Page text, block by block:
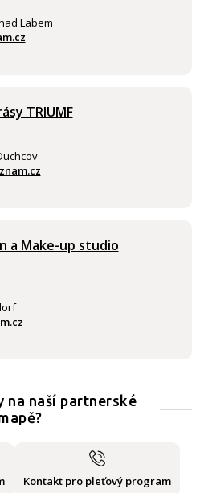
Labem
TRIUMF
a Make-up studio
na naší partnerské
Kontakt pro pleťový program